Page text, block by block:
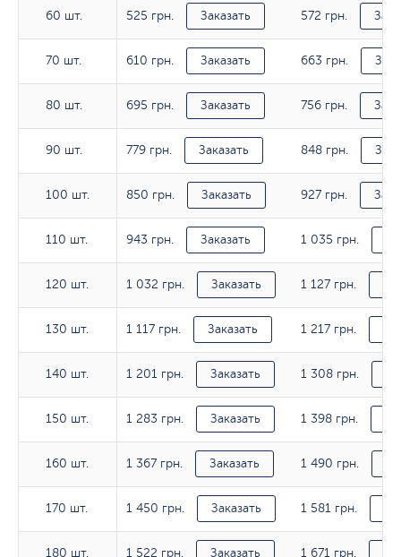
60 шт.
70 шт.
80 шт.
90 шт.
100 шт.
110 шт.
120 шт.
130 шт.
140 шт.
150 шт.
160 шт.
170 шт.
180 шт.
60 шт. 525 грн. Заказать 572 грн.
70 шт. 610 грн. Заказать 663 грн.
80 шт. 695 грн. Заказать 756 грн.
90 шт. 779 грн. Заказать 848 грн.
100 шт. 850 грн. Заказать 927 грн.
110 шт. 943 грн. Заказать 1 035 грн.
120 шт. 1 032 грн. Заказать 1 127 грн.
130 шт. 1 117 грн. Заказать 1 217 грн.
140 шт. 1 201 грн. Заказать 1 308 грн.
150 шт. 1 283 грн. Заказать 1 398 грн.
160 шт. 1 367 грн. Заказать 1 490 грн.
170 шт. 1 450 грн. Заказать 1 581 грн.
180 шт. 1 522 грн. Заказать 1 671 грн.